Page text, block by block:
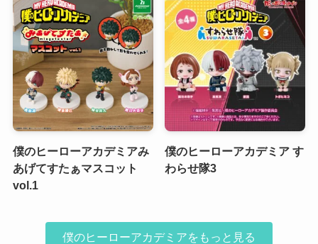
僕のヒーローアカデミアみ
あげてすたぁマスコット
vol.1
僕のヒーローアカデミア す
わらせ隊3
僕のヒーローアカデミアをもっと見る